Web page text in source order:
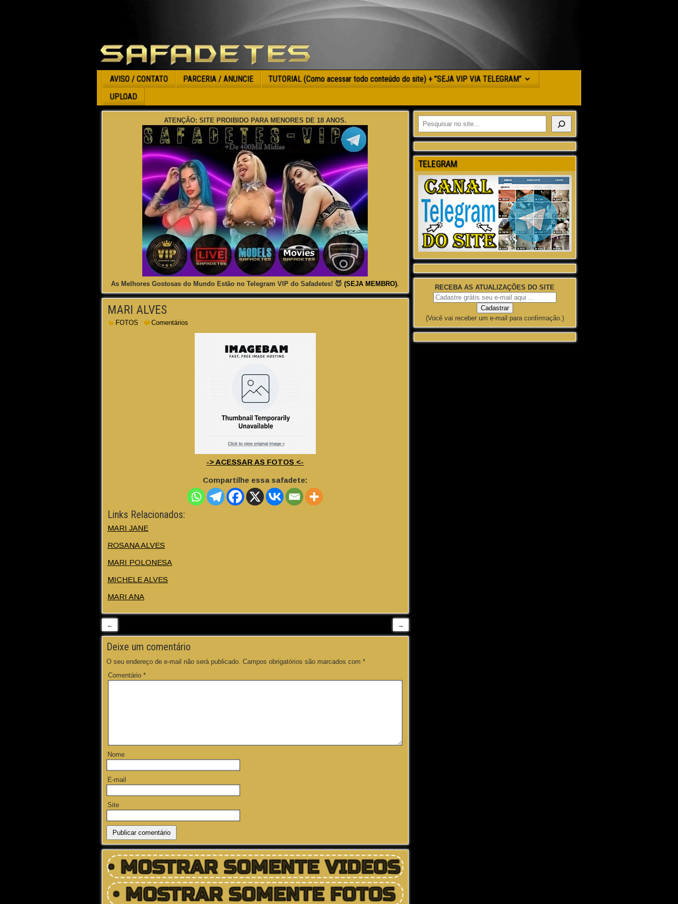
AVISO / CONTATO PARCERIA / ANUNCIE
TUTORIAL (Como acessar todo conteúdo do site) + ”SEJA VIP VIA TELEGRAM”
UPLOAD
ATENÇÃO: SITE PROIBIDO PARA MENORES DE 18 ANOS.
As Melhores Gostosas do Mundo Estão no Telegram VIP do Safadetes! 😈(SEJA MEMBRO).
MARI ALVES
FOTOS Comentários
-> ACESSAR AS FOTOS <-
Compartilhe essa safadete:
Links Relacionados:
MARI JANE
ROSANA ALVES
MARI POLONESA
MICHELE ALVES
MARI ANA
← →
Deixe um comentário
O seu endereço de e-mail não será publicado. Campos obrigatórios são marcados com *
Comentário *
Nome
E-mail
Site
TELEGRAM
RECEBA AS ATUALIZAÇÕES DO SITE
(Você vai receber um e-mail para confirmação.)